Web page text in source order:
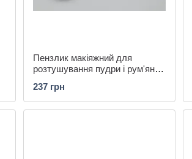
Пензлик макіяжний для
розтушування пудри і рум'ян
237 грн